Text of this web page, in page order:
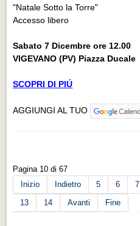
"Natale Sotto la Torre"
Accesso libero
Sabato 7 Dicembre ore 12.00
VIGEVANO (PV) Piazza Ducale
SCOPRI DI PIÚ
AGGIUNGI AL TUO
Pagina 10 di 67
Inizio
Indietro 5 6 7
13
14 Avanti Fine